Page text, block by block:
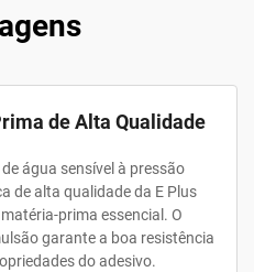
de Alta Qualidade
água sensível à pressão
de alta qualidade da E Plus
prima essencial. O
garante a boa resistência
do adesivo.